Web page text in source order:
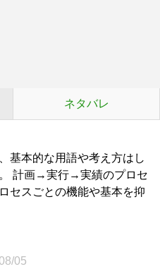
ネタバレ
基本的な用語や考え方はし
計画→実行→実績のプロセ
セスごとの機能や基本を抑
05